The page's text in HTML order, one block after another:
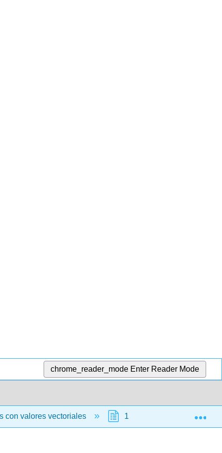
chrome_reader_mode Enter Reader Mode
con valores vectoriales 13.3: Longitud y curvatura